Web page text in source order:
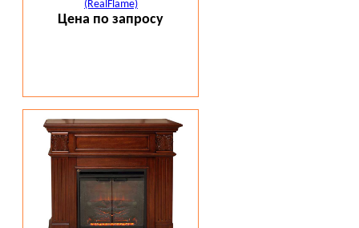
(RealFlame)
Цена по запросу